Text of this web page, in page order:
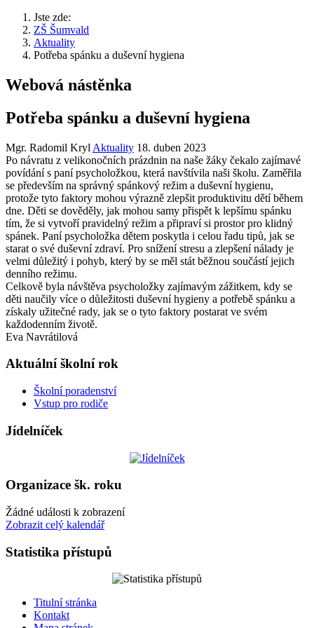
Jste zde:
ZŠ Šumvald
Aktuality
Potřeba spánku a duševní hygiena
Webová nástěnka
Potřeba spánku a duševní hygiena
Mgr. Radomil Kryl Aktuality 18. duben 2023
Po návratu z velikonočních prázdnin na naše žáky čekalo zajímavé
povídání s paní psycholožkou, která navštívila naši školu. Zaměřila
se především na správný spánkový režim a duševní hygienu,
protože tyto faktory mohou výrazně zlepšit produktivitu dětí během
dne. Děti se dověděly, jak mohou samy přispět k lepšímu spánku
tím, že si vytvoří pravidelný režim a připraví si prostor pro klidný
spánek. Paní psycholožka dětem poskytla i celou řadu tipů, jak se
starat o své duševní zdraví. Pro snížení stresu a zlepšení nálady je
velmi důležitý i pohyb, který by se měl stát běžnou součástí jejich
denního režimu.
Celkově byla návštěva psycholožky zajímavým zážitkem, kdy se
děti naučily více o důležitosti duševní hygieny a potřebě spánku a
získaly užitečné rady, jak se o tyto faktory postarat ve svém
každodenním životě.
Eva Navrátilová
Aktuální školní rok
Školní poradenství
Vstup pro rodiče
Jídelníček
Organizace šk. roku
Žádné události k zobrazení
Zobrazit celý kalendář
Statistika přístupů
Titulní stránka
Kontakt